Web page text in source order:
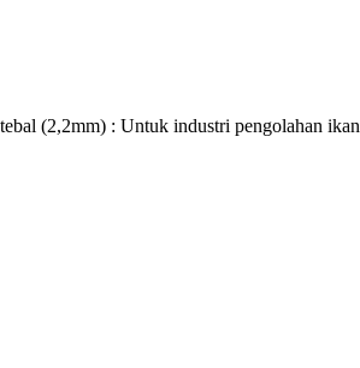
(2,2mm) : Untuk industri pengolahan ikan